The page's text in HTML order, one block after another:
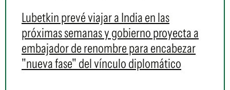
Lubetkin prevé viajar a India en las
próximas semanas y gobierno proyecta a
embajador de renombre para encabezar
"nueva fase" del vínculo diplomático